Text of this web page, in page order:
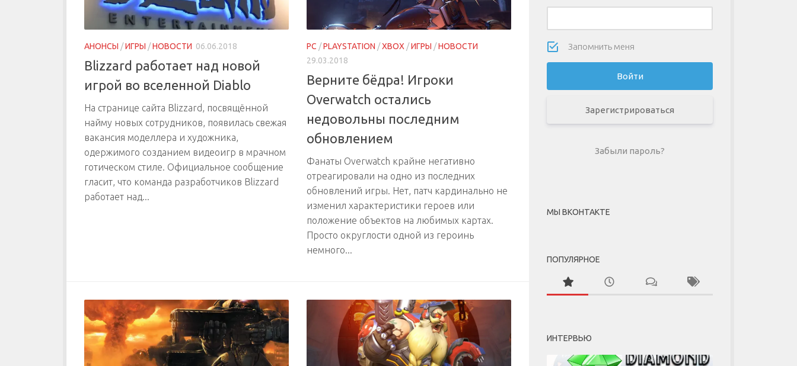
АНОНСЫ /ИГРЫ /НОВОСТИ 06.06.2018
Blizzard работает над новой
игрой во вселенной Diablo
На странице сайта Blizzard, посвящённой
найму новых сотрудников, появилась свежая
вакансия моделлера и художника,
одержимого созданием видеоигр в мрачном
готическом стиле. Официальное сообщение
гласит, что команда разработчиков Blizzard
работает над...
PC /PLAYSTATION /XBOX /ИГРЫ /НОВОСТИ
29.03.2018
Верните бёдра! Игроки
Overwatch остались
недовольны последним
обновлением
Фанаты Overwatch крайне негативно
отреагировали на одно из последних
обновлений игры. Нет, патч кардинально не
изменил характеристики героев или
положение объектов на любимых картах.
Просто округлости одной из героинь
немного...
Запомнить меня
Зарегистрироваться
Забыли пароль?
МЫ ВКОНТАКТЕ
ПОПУЛЯРНОЕ
ИНТЕРВЬЮ